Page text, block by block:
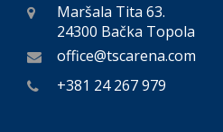
Maršala Tita 63.
24300 Bačka Topola
office@tscarena.com
+381 24 267 979